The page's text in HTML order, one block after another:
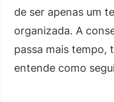
de ser apenas um
organizada. A
passa mais tempo,
entende como